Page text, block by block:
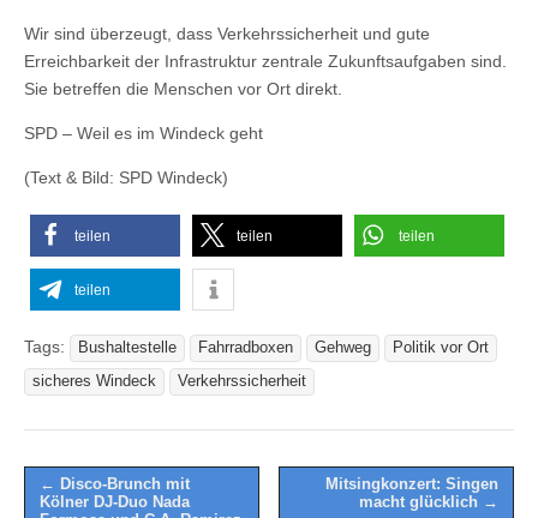
Wir sind überzeugt, dass Verkehrssicherheit und gute
Erreichbarkeit der Infrastruktur zentrale Zukunftsaufgaben sind.
Sie betreffen die Menschen vor Ort direkt.
SPD – Weil es im Windeck geht
(Text & Bild: SPD Windeck)
teilen teilen teilen
teilen
Tags: Bushaltestelle Fahrradboxen Gehweg
Politik vor Ort
sicheres Windeck
Verkehrssicherheit
Post
navigation
← Disco-Brunch mit
Kölner DJ-Duo Nada
Mitsingkonzert: Singen
macht glücklich →